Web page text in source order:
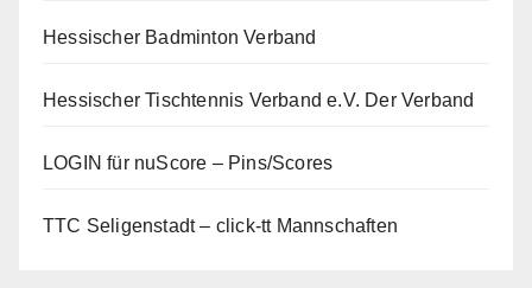
Hessischer Badminton Verband
Hessischer Tischtennis Verband e.V. Der Verband
LOGIN für nuScore – Pins/Scores
TTC Seligenstadt – click-tt Mannschaften